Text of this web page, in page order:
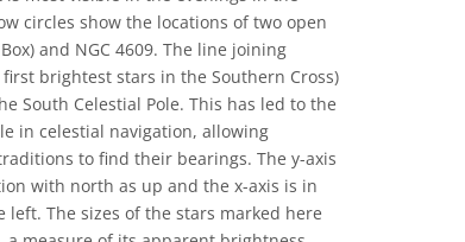
circles show the locations of two open
and NGC 4609. The line joining
brightest stars in the Southern Cross)
South Celestial Pole. This has led to the
in celestial navigation, allowing
to find their bearings. The y-axis
with north as up and the x-axis is in
The sizes of the stars marked here